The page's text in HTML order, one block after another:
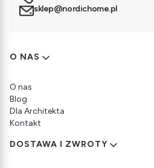
sklep@nordichome.pl
Linki w stopce
O NAS
O nas
Blog
Dla Architekta
Kontakt
DOSTAWA I ZWROTY